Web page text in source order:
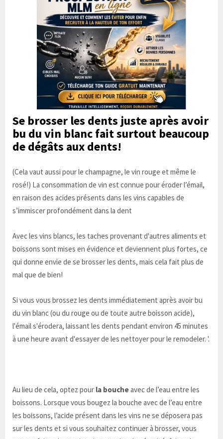
Se brosser les dents juste après avoir
bu du vin blanc fait surtout beaucoup
de dégâts aux dents!
(Cela vaut aussi pour le champagne, le vin rouge et même le
rosé!) La consommation de vin est connue pour éroder l’émail,
en raison des acides présents dans les vins capables de
s’immiscer profondément dans la dent
Avec les vins blancs, les taches provenant d'autres aliments et
boissons sont mises en évidence et deviennent plus fortes, ce
qui donne envie de se brosser les dents, mais cela fait plus de
mal que de bien!
Si vous vous brossez les dents immédiatement après avoir bu
du vin blanc (ou du rouge ou de toute autre boisson acide),
l'émail s'érodera, laissant les dents pendant environ 45 minutes
à une heure avant d'essayer de les nettoyer pour le remodeler. '.
Au lieu de cela, optez pour la boucheavec de l’eau entre les
boissons. Lorsque vous bougez la bouche avec de l’eau entre
les boissons, l’acide présent dans les vins ne se déposera pas
sur les dents et si vous souhaitez continuer à brosser, vous